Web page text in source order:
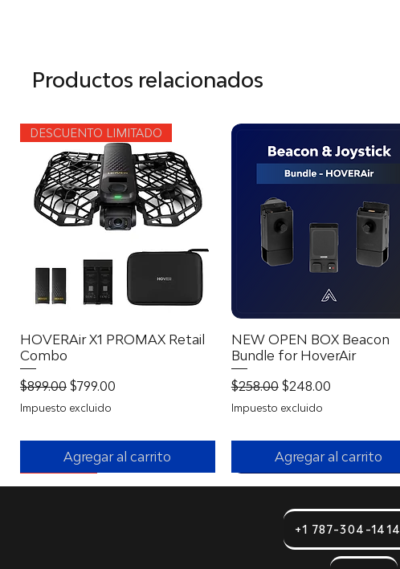
Productos relacionados
Vista rápida
DESCUENTO LIMITADO
HOVERAir X1 PROMAX Retail
Combo
Precio
$899.00 Precio de oferta
$799.00
Impuesto excluido
Agregar al carrito
Vista rápida
NEW OPEN BOX Beacon
Bundle for HoverAir
Precio
$258.00 Precio de oferta
$248.00
Impuesto excluido
Agregar al carrito
+1 787-304-1414